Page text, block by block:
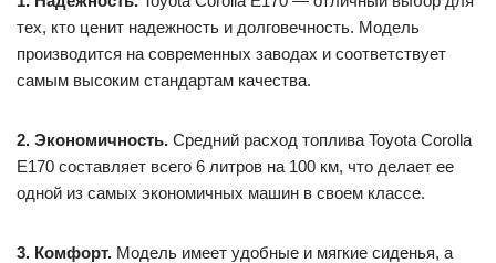
тех, кто ценит надежность и долговечность. Модель
производится на современных заводах и соответствует
самым высоким стандартам качества.
2. Экономичность. Средний расход топлива Toyota Corolla
E170 составляет всего 6 литров на 100 км, что делает ее
одной из самых экономичных машин в своем классе.
3. Комфорт. Модель имеет удобные и мягкие сиденья, а